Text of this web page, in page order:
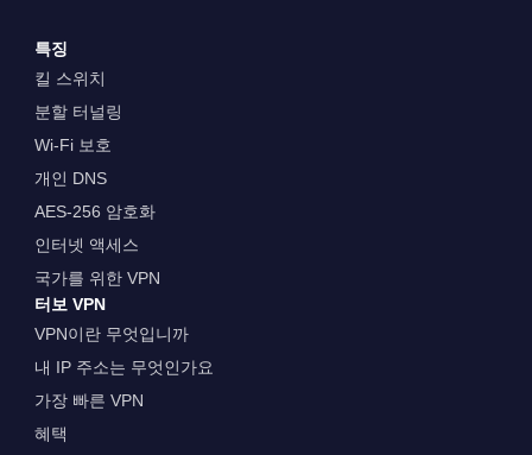
특징
킬 스위치
분할 터널링
Wi-Fi 보호
개인 DNS
AES-256 암호화
인터넷 액세스
국가를 위한 VPN
터보 VPN
VPN이란 무엇입니까
내 IP 주소는 무엇인가요
가장 빠른 VPN
혜택